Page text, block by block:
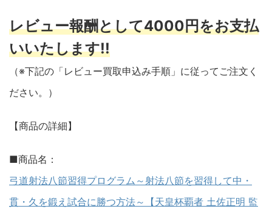
レビュー報酬として4000円をお支払
いいたします!!
（※下記の「レビュー買取申込み手順」に従ってご注文く
ださい。）
【商品の詳細】
■商品名：
弓道射法八節習得プログラム～射法八節を習得して中・
貫・久を鍛え試合に勝つ方法～【天皇杯覇者 土佐正明 監